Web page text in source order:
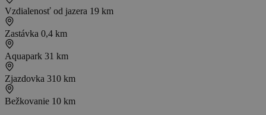
Vzdialenosť od jazera 19 km
Zastávka 0,4 km
Aquapark 31 km
Zjazdovka 310 km
Bežkovanie 10 km